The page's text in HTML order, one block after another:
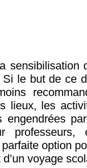
sensibilisation
le but de ce
lieux, les
option
voyage